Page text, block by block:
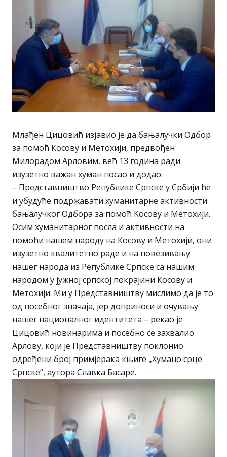
Млађен Цицовић изјавио је да бањалучки Одбор
за помоћ Косову и Метохији, предвођен
Милорадом Арловим, већ 13 година ради
изузетно важан хуман посао и додао:
– Представништво Републике Српске у Србији ће
и убудуће подржавати хуманитарне активности
бањалучког Одбора за помоћ Косову и Метохији.
Осим хуманитарног посла и активности на
помоћи нашем народу на Косову и Метохији, они
изузетно квалитетно раде и на повезивању
нашег народа из Републике Српске са нашим
народом у јужној српској покрајини Косову и
Метохији. Ми у Представништву мислимо да је то
од посебног значаја, јер доприноси и очувању
нашег националног идентитета – рекао је
Цицовић новинарима и посебно се захвалио
Арлову, који је Представништву поклонио
одређени број примјерака књиге „Хумано срце
Српске“, аутора Славка Басаре.